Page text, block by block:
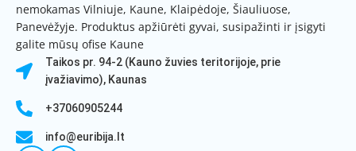
nemokamas Vilniuje, Kaune, Klaipėdoje, Šiauliuose,
Panevėžyje. Produktus apžiūrėti gyvai, susipažinti ir įsigyti
galite mūsų ofise Kaune
Taikos pr. 94-2 (Kauno žuvies teritorijoje, prie
įvažiavimo), Kaunas
+37060905244
info@euribija.lt